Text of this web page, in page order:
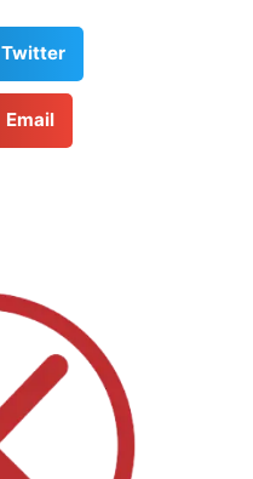
Twitter
Email